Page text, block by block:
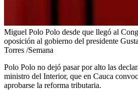
Miguel Polo Polo desde que llegó al
oposición al gobierno del presidente
Torres /Semana
Polo Polo no dejó pasar por alto las
ministro del Interior, que en Cauca
aprobarse la reforma tributaria.